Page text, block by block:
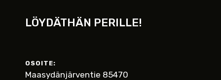
LÖYDÄTHÄN PERILLE!
OSOITE:
Maasydänjärventie 85470